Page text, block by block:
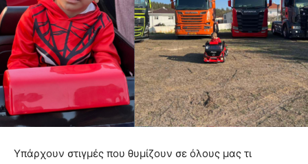
Υπάρχουν στιγμές που θυμίζουν σε όλους μας τι